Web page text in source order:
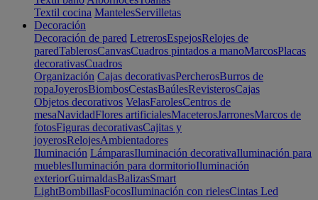
Textil cocina MantelesServilletas
Decoración
Decoración de pared LetrerosEspejosRelojes de
paredTablerosCanvasCuadros pintados a manoMarcosPlacas
decorativasCuadros
Organización Cajas decorativasPercherosBurros de
ropaJoyerosBiombosCestasBaúlesRevisterosCajas
Objetos decorativos VelasFarolesCentros de
mesaNavidadFlores artificialesMaceterosJarronesMarcos de
fotosFiguras decorativasCajitas y
joyerosRelojesAmbientadores
Iluminación LámparasIluminación decorativaIluminación para
mueblesIluminación para dormitorioIluminación
exteriorGuirnaldasBalizasSmart
LightBombillasFocosIluminación con rielesCintas Led